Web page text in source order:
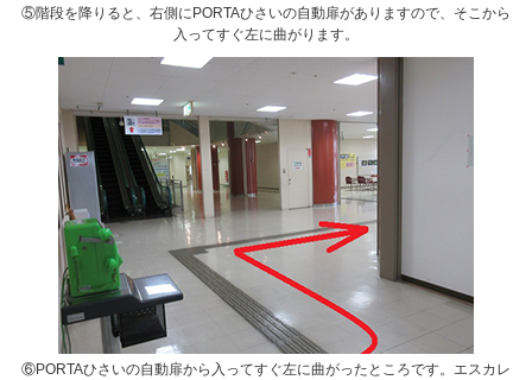
⑤階段を降りると、右側にPORTAひさいの自動扉がありますので、そこから
入ってすぐ左に曲がります。
⑥PORTAひさいの自動扉から入ってすぐ左に曲がったところです。エスカレ